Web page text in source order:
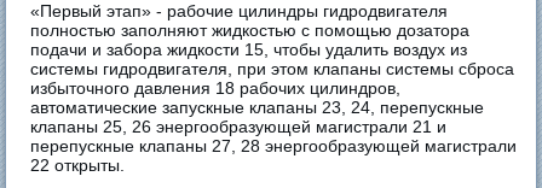
«Первый этап» - рабочие цилиндры гидродвигателя
полностью заполняют жидкостью с помощью дозатора
подачи и забора жидкости 15, чтобы удалить воздух из
системы гидродвигателя, при этом клапаны системы сброса
избыточного давления 18 рабочих цилиндров,
автоматические запускные клапаны 23, 24, перепускные
клапаны 25, 26 энергообразующей магистрали 21 и
перепускные клапаны 27, 28 энергообразующей магистрали
22 открыты.